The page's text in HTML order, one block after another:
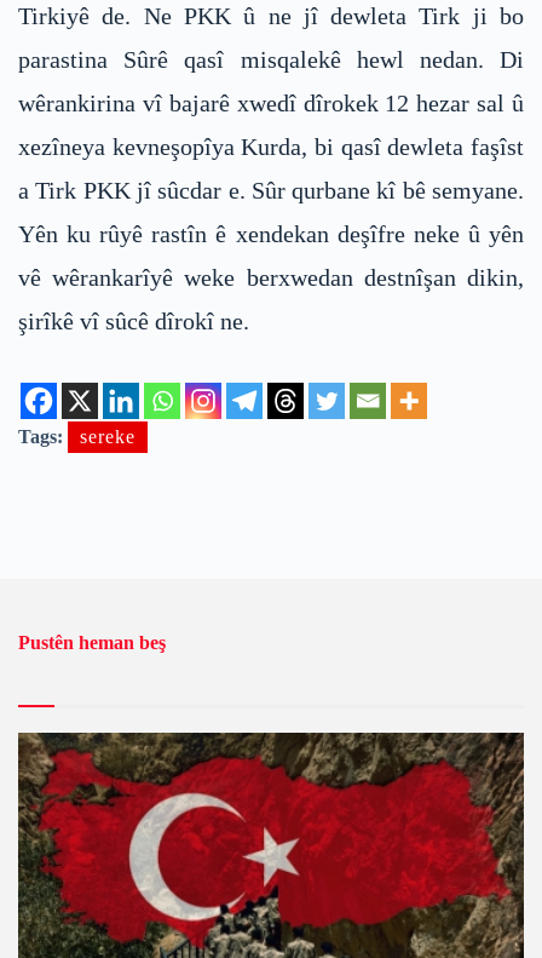
Tirkiyê de. Ne PKK û ne jî dewleta Tirk ji bo
parastina Sûrê qasî misqalekê hewl nedan. Di
wêrankirina vî bajarê xwedî dîrokek 12 hezar sal û
xezîneya kevneşopîya Kurda, bi qasî dewleta faşîst
a Tirk PKK jî sûcdar e. Sûr qurbane kî bê semyane.
Yên ku rûyê rastîn ê xendekan deşîfre neke û yên
vê wêrankarîyê weke berxwedan destnîşan dikin,
şirîkê vî sûcê dîrokî ne.
Tags: sereke
Pustên heman beş